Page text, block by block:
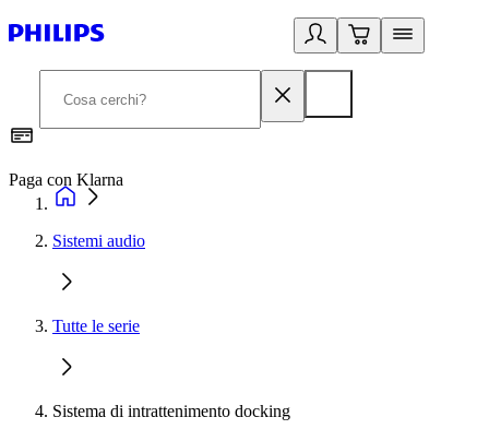
Paga con Klarna
Sistemi audio
Tutte le serie
Sistema di intrattenimento docking